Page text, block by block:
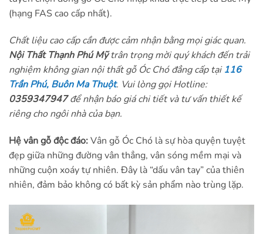
(hạng FAS cao cấp nhất).
Chất liệu cao cấp cần được cảm nhận bằng mọi giác quan.
Nội Thất Thạnh Phú Mỹtrân trọng mời quý khách đến trải
nghiệm không gian nội thất gỗ Óc Chó đẳng cấp tại116
Trần Phú, Buôn Ma Thuột. Vui lòng gọi Hotline:
0359347947để nhận báo giá chi tiết và tư vấn thiết kế
riêng cho ngôi nhà của bạn.
Hệ vân gỗ độc đáo:Vân gỗ Óc Chó là sự hòa quyện tuyệt
đẹp giữa những đường vân thẳng, vân sóng mềm mại và
những cuộn xoáy tự nhiên. Đây là “dấu vân tay” của thiên
nhiên, đảm bảo không có bất kỳ sản phẩm nào trùng lặp.